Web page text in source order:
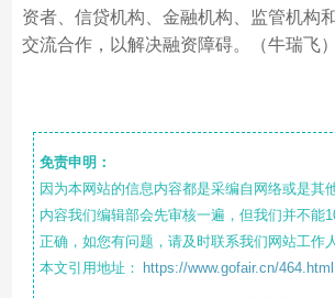
资者、信贷机构、金融机构、监管机构
交流合作，以解决融资障碍。（牛瑞飞）
免责申明：
因为本网站的信息内容都是采编自网络或是其
内容我们编辑部会先审核一遍，但我们并不能
正确，如您有问题，请及时联系我们网站工作人
本文引用地址：
https://www.gofair.cn/464.html